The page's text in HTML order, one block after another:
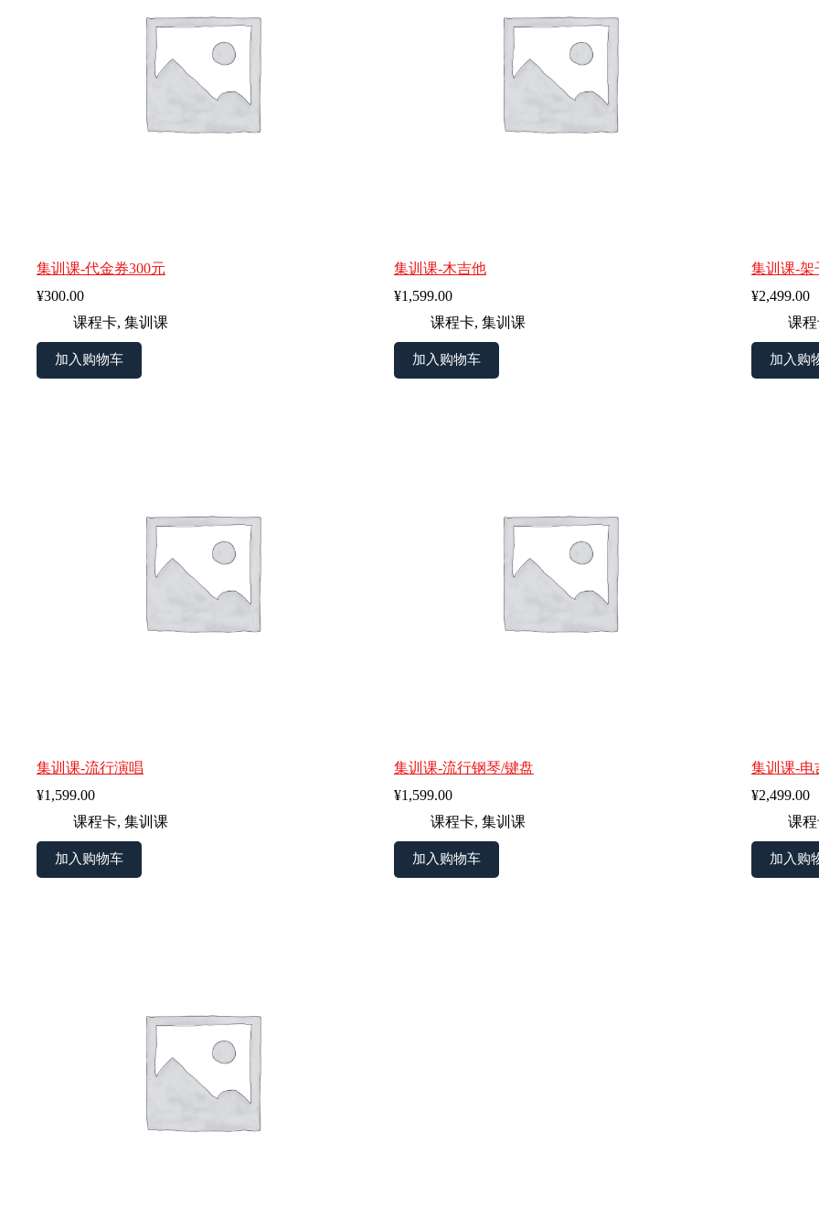
集训课-代金券300元
¥300.00
课程卡, 集训课
加入购物车
集训课-木吉他
¥1,599.00
课程卡, 集训课
加入购物车
集训课-架
¥2,499.00
课
加入购
集训课-流行演唱
¥1,599.00
课程卡, 集训课
加入购物车
集训课-流行钢琴/键盘
¥1,599.00
课程卡, 集训课
加入购物车
集训课-电
¥2,499.00
课
加入购